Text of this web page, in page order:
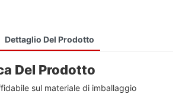
Dettaglio Del Prodotto
Del Prodotto
sul materiale di imballaggio